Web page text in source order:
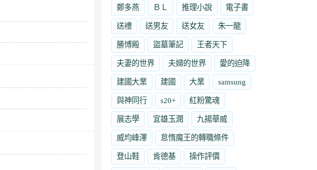
鄭多燕 ＢＬ 推理小說 電子書
送禮 送男友 送女友 朱一龍
勝博殿 盜墓筆記 王者天下
夫妻的世界 夫婦的世界 愛的迫降
建國大業 建國 大業 samsung
與神同行 s20+ 紅粉驚魂
展志學 宜雄玉潤 九揚華威
威均峰澤 怠惰魔王的轉職條件
登山鞋 肯德基 操作評價